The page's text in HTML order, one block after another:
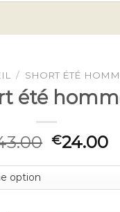
/ SHORT ÉTÉ
été
€24.00